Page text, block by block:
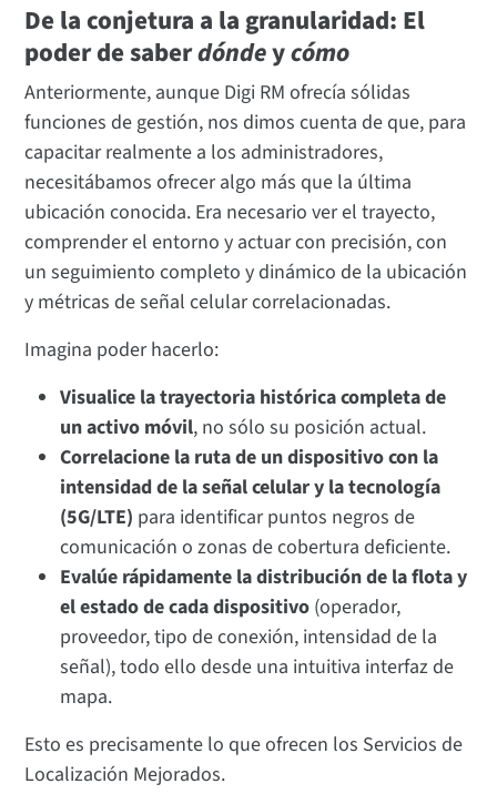
De la conjetura a la granularidad: El
poder de saberdóndeycómo
Anteriormente, aunque Digi RM ofrecía sólidas
funciones de gestión, nos dimos cuenta de que, para
capacitar realmente a los administradores,
necesitábamos ofrecer algo más que la última
ubicación conocida. Era necesario ver el trayecto,
comprender el entorno y actuar con precisión, con
un seguimiento completo y dinámico de la ubicación
y métricas de señal celular correlacionadas.
Imagina poder hacerlo:
Visualice la trayectoria histórica completa de
un activo móvil, no sólo su posición actual.
Correlacione la ruta de un dispositivo con la
intensidad de la señal celular y la tecnología
(5G/LTE) para identificar puntos negros de
comunicación o zonas de cobertura deficiente.
Evalúe rápidamente la distribución de la flota y
el estado de cada dispositivo (operador,
proveedor, tipo de conexión, intensidad de la
señal), todo ello desde una intuitiva interfaz de
mapa.
Esto es precisamente lo que ofrecen los Servicios de
Localización Mejorados.